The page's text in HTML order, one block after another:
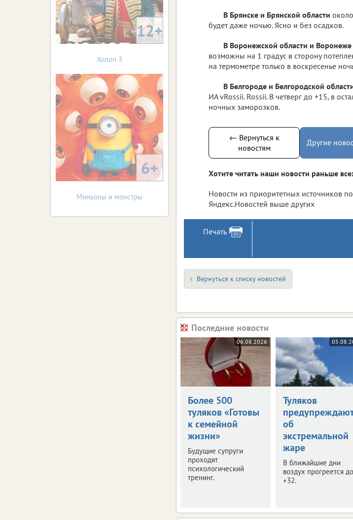
В Брянске и Брянской области
будет даже ночью. Ясно и без осадков.
В Воронежской области и Воронеже
возможны на 1 градус в сторону
на термометре только в воскресенье
В Белгороде и Белгородской
ИА vRossii. Rossii. В четверг до +15, в
ночных заморозков.
← Вернуться к
новостям
Другие
Хотите читать наши новости раньше
Новости из приоритетных источников
Яндекс.Новостей выше других
Печать
Вернуться к списку новостей
Последние новости
06.08.2026
Более 500
туляков «Готовы
к семейной
жизни»
Будущие супруги
проходят
психологический
тренинг.
Туляков
предупреждают
об
экстремальной
жаре
В ближайшие дни
воздух прогреется до
+32.
12+
Холоп 3
6+
Миньоны и монстры